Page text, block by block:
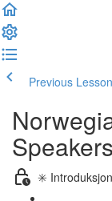
Previous Lesson
✳️ Introduksjon